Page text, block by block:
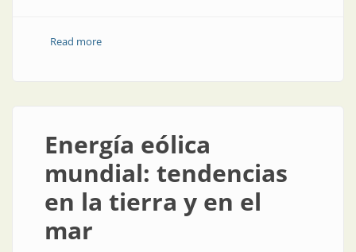
Read moreabout Energía solar, fotovoltaica y... ¡Flotante!
Energía eólica
mundial: tendencias
en la tierra y en el
mar